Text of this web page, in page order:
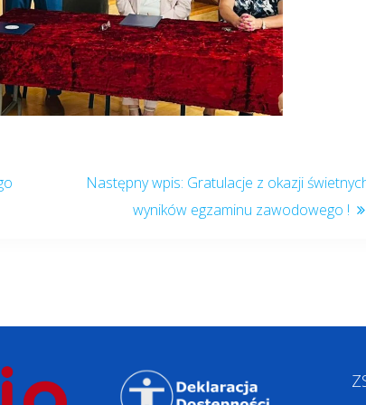
Gratulacje z okazji
wyników egzaminu zawodowego !